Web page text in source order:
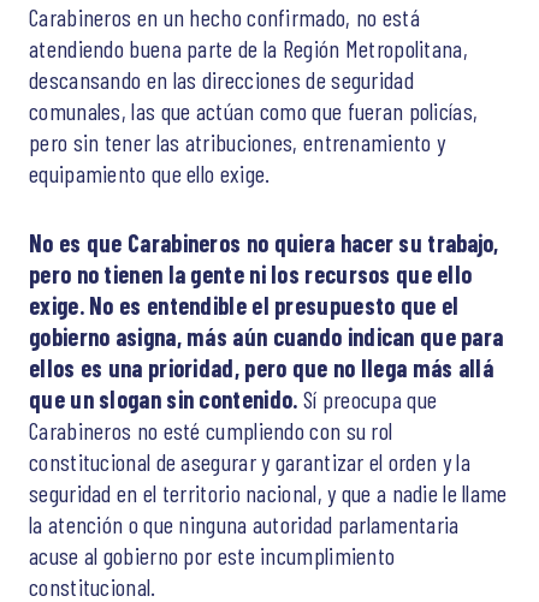
Carabineros en un hecho confirmado, no está
atendiendo buena parte de la Región Metropolitana,
descansando en las direcciones de seguridad
comunales, las que actúan como que fueran policías,
pero sin tener las atribuciones, entrenamiento y
equipamiento que ello exige.
No es que Carabineros no quiera hacer su trabajo,
pero no tienen la gente ni los recursos que ello
exige. No es entendible el presupuesto que el
gobierno asigna, más aún cuando indican que para
ellos es una prioridad, pero que no llega más allá
que un slogan sin contenido. Sí preocupa que
Carabineros no esté cumpliendo con su rol
constitucional de asegurar y garantizar el orden y la
seguridad en el territorio nacional, y que a nadie le llame
la atención o que ninguna autoridad parlamentaria
acuse al gobierno por este incumplimiento
constitucional.